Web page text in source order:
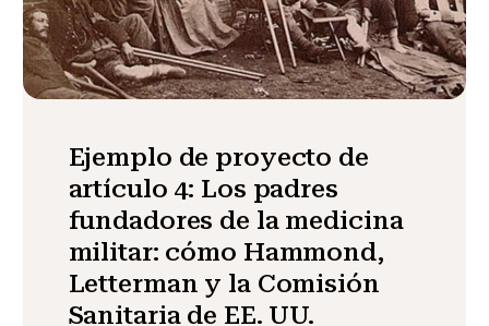
Ejemplo de proyecto de
artículo 4: Los padres
fundadores de la medicina
militar: cómo Hammond,
Letterman y la Comisión
Sanitaria de EE. UU.